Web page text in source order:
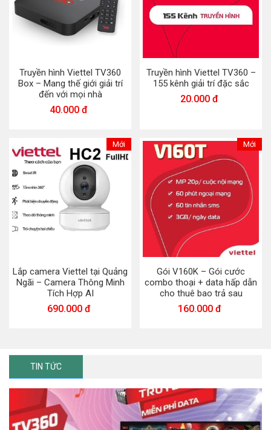
Truyền hình Viettel TV360
Box – Mang thế giới giải trí
đến với mọi nhà
40.000 đ
Truyền hình Viettel TV360 –
155 kênh giải trí đặc sắc
20.000 đ
Mới
Lắp camera Viettel tại Quảng
Ngãi – Camera Thông Minh
Tích Hợp AI
690.000 đ
Mới
Gói V160K – Gói cước
combo thoại + data hấp dẫn
cho thuê bao trả sau
160.000 đ
TIN TỨC